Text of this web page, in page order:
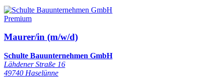
Premium
Maurer/in (m/w/d)
Schulte Bauunternehmen GmbH
Lähdener Straße 16
49740 Haselünne